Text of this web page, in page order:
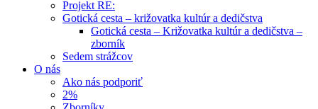
Projekt RE:
Gotická cesta – križovatka kultúr a dedičstva
Gotická cesta – Križovatka kultúr a dedičstva –
zborník
Sedem strážcov
O nás
Ako nás podporiť
2%